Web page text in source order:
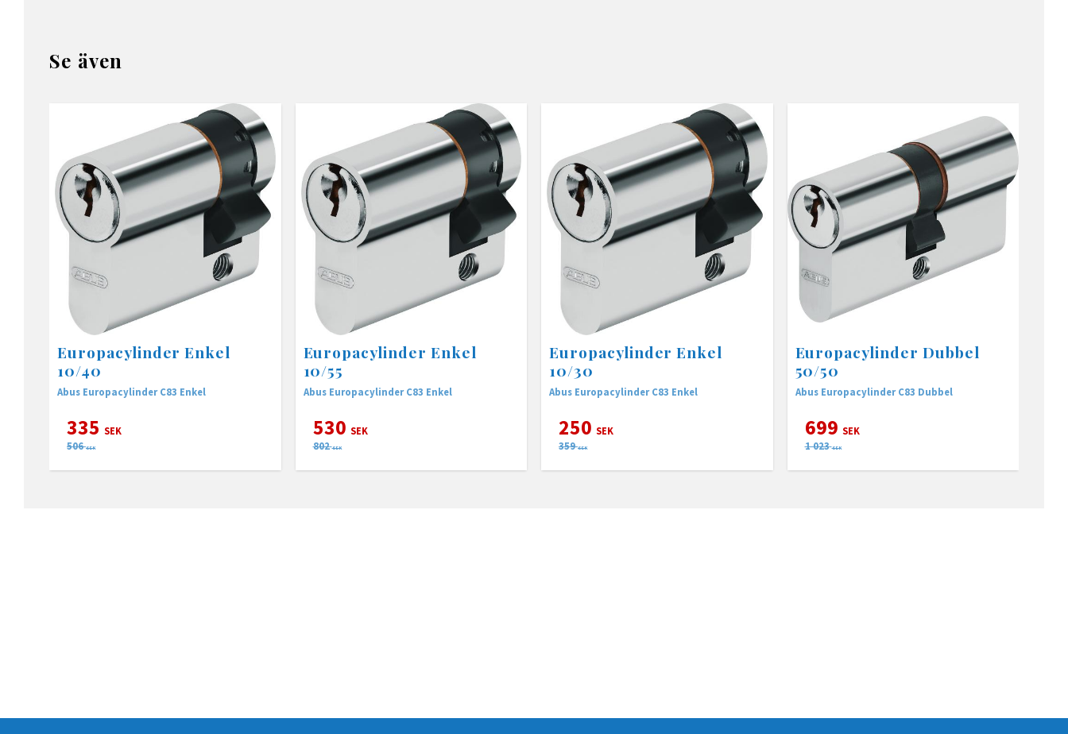
Se även
Europacylinder Enkel
10/40
Abus Europacylinder C83 Enkel
335 SEK
506 SEK
Europacylinder Enkel
10/55
Abus Europacylinder C83 Enkel
530 SEK
802 SEK
Europacylinder Enkel
10/30
Abus Europacylinder C83 Enkel
250 SEK
359 SEK
Europacylinder Dubbel
50/50
Abus Europacylinder C83 Dubbel
699 SEK
1 023 SEK